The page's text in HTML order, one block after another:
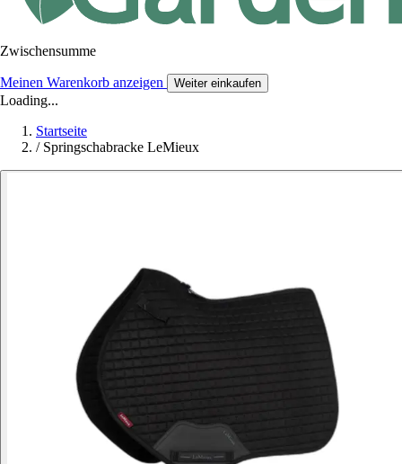
Zwischensumme
Meinen Warenkorb anzeigen Weiter einkaufen
Loading...
Startseite
/ Springschabracke LeMieux